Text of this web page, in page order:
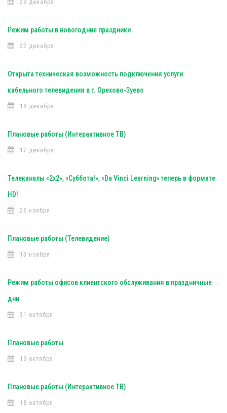
29 декабря
Режим работы в новогодние праздники
22 декабря
Открыта техническая возможность подключения услуги
кабельного телевидения в г. Орехово-Зуево
18 декабря
Плановые работы (Интерактивное ТВ)
17 декабря
Телеканалы «2х2», «Суббота!», «Da Vinci Learning» теперь в формате
HD!
26 ноября
Плановые работы (Телевидение)
13 ноября
Режим работы офисов клиентского обслуживания в праздничные
дни
31 октября
Плановые работы
19 октября
Плановые работы (Интерактивное ТВ)
18 октября